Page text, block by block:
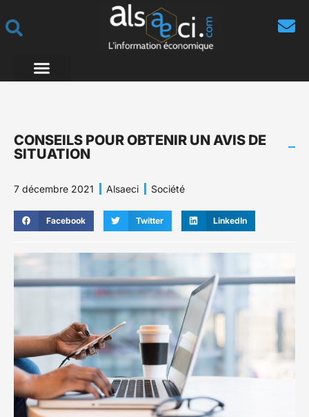
CONSEILS POUR OBTENIR UN AVIS DE
SITUATION
7 décembre 2021 Alsaeci Société
Facebook Twitter LinkedIn